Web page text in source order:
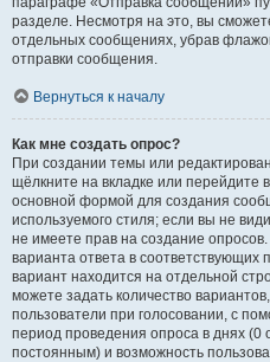
разделе. Несмотря на это, вы
отдельных сообщениях, убрав
отправки сообщения.
Вернуться к началу
Как мне создать опрос?
При создании темы или
щёлкните на вкладке или перейдите
основной формой для создания
используемого стиля; если вы не
не имеете прав на создание
варианта ответа в соответствующих
вариант находится на отдельной
можете задать количество
пользователи при голосовании, с
период проведения опроса в днях (0
постоянным) и возможность